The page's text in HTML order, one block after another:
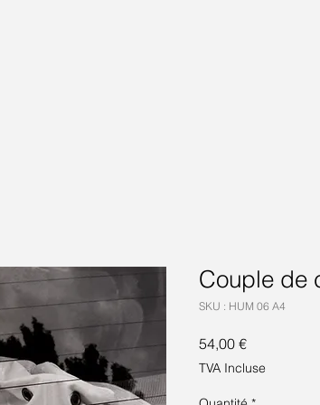
Couple de
SKU : HUM 06 A4
54,00 €Prix
TVA Incluse